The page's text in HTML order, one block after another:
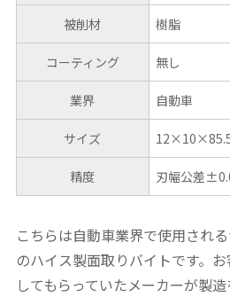
被削材 樹脂
コーティング 無し
業界 自動車
サイズ
精度 刃幅公差
こちらは自動車業界で使用され
のハイス製面取りバイトです。
してもらっていたメーカーが製